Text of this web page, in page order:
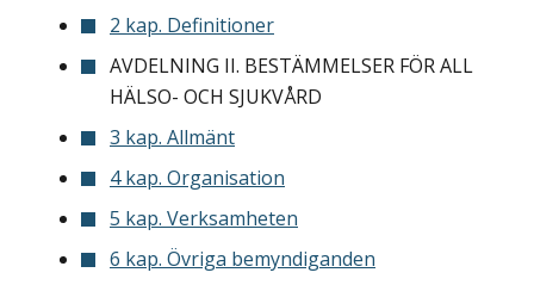
2 kap. Definitioner
AVDELNING II. BESTÄMMELSER FÖR ALL
HÄLSO- OCH SJUKVÅRD
3 kap. Allmänt
4 kap. Organisation
5 kap. Verksamheten
6 kap. Övriga bemyndiganden